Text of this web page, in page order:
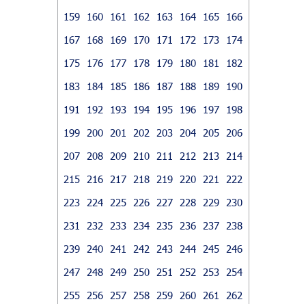
159
160 161 162 163 164 165
166
167
168 169 170 171 172 173
174
175
176 177 178 179 180 181
182
183
184 185 186 187 188 189
190
191
192 193 194 195 196 197
198
199
200 201 202 203 204 205
206
207
208 209 210 211 212 213
214
215
216 217 218 219 220 221
222
223
224 225 226 227 228 229
230
231
232 233 234 235 236 237
238
239
240 241 242 243 244 245
246
247
248 249 250 251 252 253
254
255
256 257 258 259 260 261
262